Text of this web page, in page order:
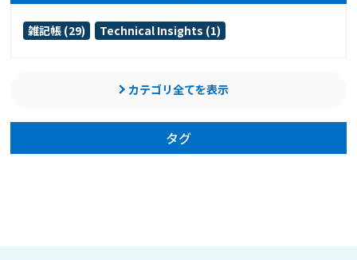
雑記帳 (29) Technical Insights (1)
カテゴリ全てを表示
タグ